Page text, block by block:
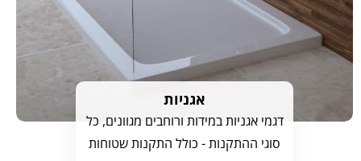
אגניות
דגמי אגניות במידות ורוחבים מגוונים, כל
סוגי ההתקנות - כולל התקנות שטוחות